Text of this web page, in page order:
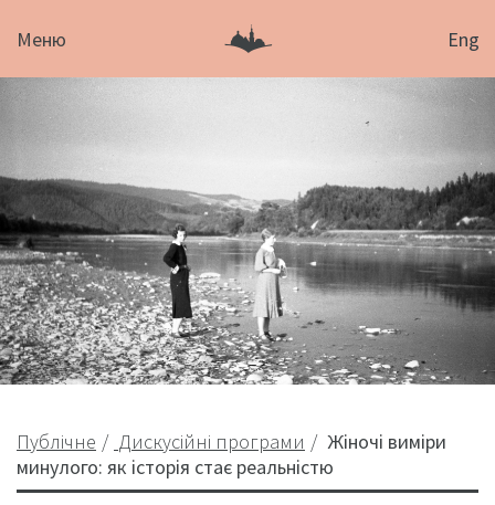
Меню Eng
Публічне Дискусійні програми
Жіночі виміри
минулого: як історія стає реальністю